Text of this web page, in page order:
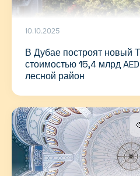
10.10.2025
В Дубае построят новый
стоимостью 15,4 млрд
лесной район